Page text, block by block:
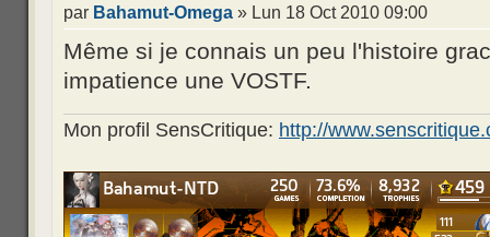
par Bahamut-Omega » Lun 18 Oct 2010 09:00
Même si je connais un peu l'histoire
impatience une VOSTF.
Mon profil SensCritique: http://